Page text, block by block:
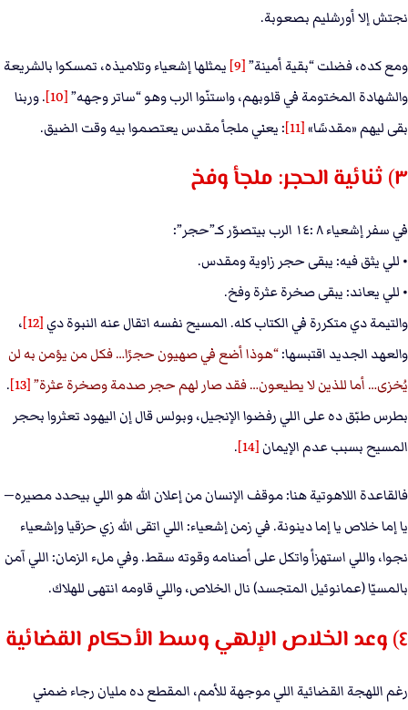
نجتش إلا أورشليم بصعوبة.
ومع كده، فضلت “بقية أمينة”[9]
يمثلها إشعياء وتلاميذه، تمسكوا بالشريعة
والشهادة المختومة في قلوبهم، واستنّوا الرب وهو “ساتر وجهه”[10]
. وربنا
بقى ليهم «مقدسًا»[11] : يعني ملجأ مقدس يعتصموا بيه وقت الضيق.
٣) ثنائية الحجر: ملجأ وفخ
في سفر إشعياء ٨ :١٤ الرب بيتصوّر كـ”حجر”:
• للي يثق فيه: يبقى حجر زاوية ومقدس.
• للي يعاند: يبقى صخرة عثرة وفخ.
والتيمة دي متكررة في الكتاب كله. المسيح نفسه اتقال عنه النبوة دي[12]
،
والعهد الجديد اقتبسها: هوذا أضع في صهيون حجرًا… فكل من يؤمن به لن
يُخزى… أما للذين لا يطيعون… فقد صار لهم حجر صدمة وصخرة عثرة [13]
.
بطرس طبّق ده على اللي رفضوا الإنجيل، وبولس قال إن اليهود تعثروا بحجر
المسيح بسبب عدم الإيمان [14]
.
فالقاعدة اللاهوتية هنا: موقف الإنسان من إعلان الله هو اللي بيحدد مصيره—
يا إما خلاص يا إما دينونة. في زمن إشعياء: اللي اتقى الله زي حزقيا وإشعياء
نجوا، واللي استهزأ واتكل على أصنامه وقوته سقط. وفي ملء الزمان: اللي آمن
بالمسيّا (عمانوئيل المتجسد) نال الخلاص، واللي قاومه انتهى للهلاك.
٤) وعد الخلاص الإلهي وسط الأحكام القضائية
رغم اللهجة القضائية اللي موجهة للأمم، المقطع ده مليان رجاء ضمني